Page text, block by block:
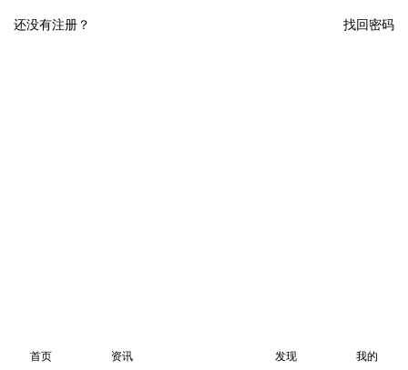
找回密码
还没有注册？
首页 资讯 发现 我的